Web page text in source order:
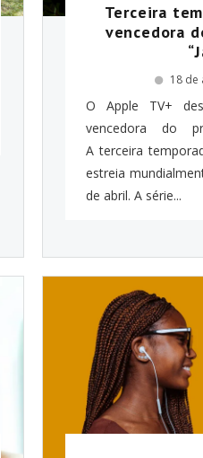
Terceira
vencedora
18 de
O Apple TV+
vencedora do
A terceira
estreia
de abril. A série...